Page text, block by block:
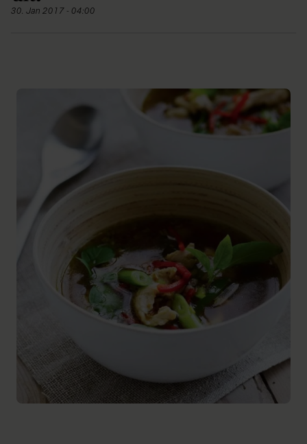
30. Jan 2017 - 04:00